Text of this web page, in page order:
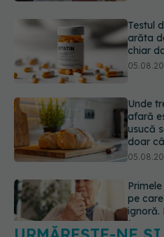
Unde
afară
usucă
pe
ignoră.
tremor
URMĂREȘTE-NE ȘI